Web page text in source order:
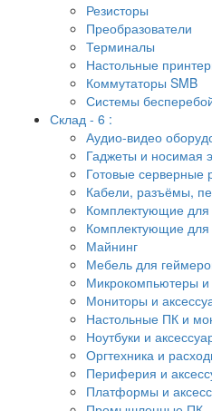
Резисторы
Преобразователи
Терминалы
Настольные
Коммутаторы SMB
Системы
Склад - 6 :
Аудио-видео
Гаджеты и носимая
Готовые серверные
Кабели, разъёмы,
Комплектующие
Комплектующие для
Майнинг
Мебель для
Микрокомпьютеры
Мониторы и
Настольные ПК и
Ноутбуки и
Оргтехника и
Периферия и
Платформы и